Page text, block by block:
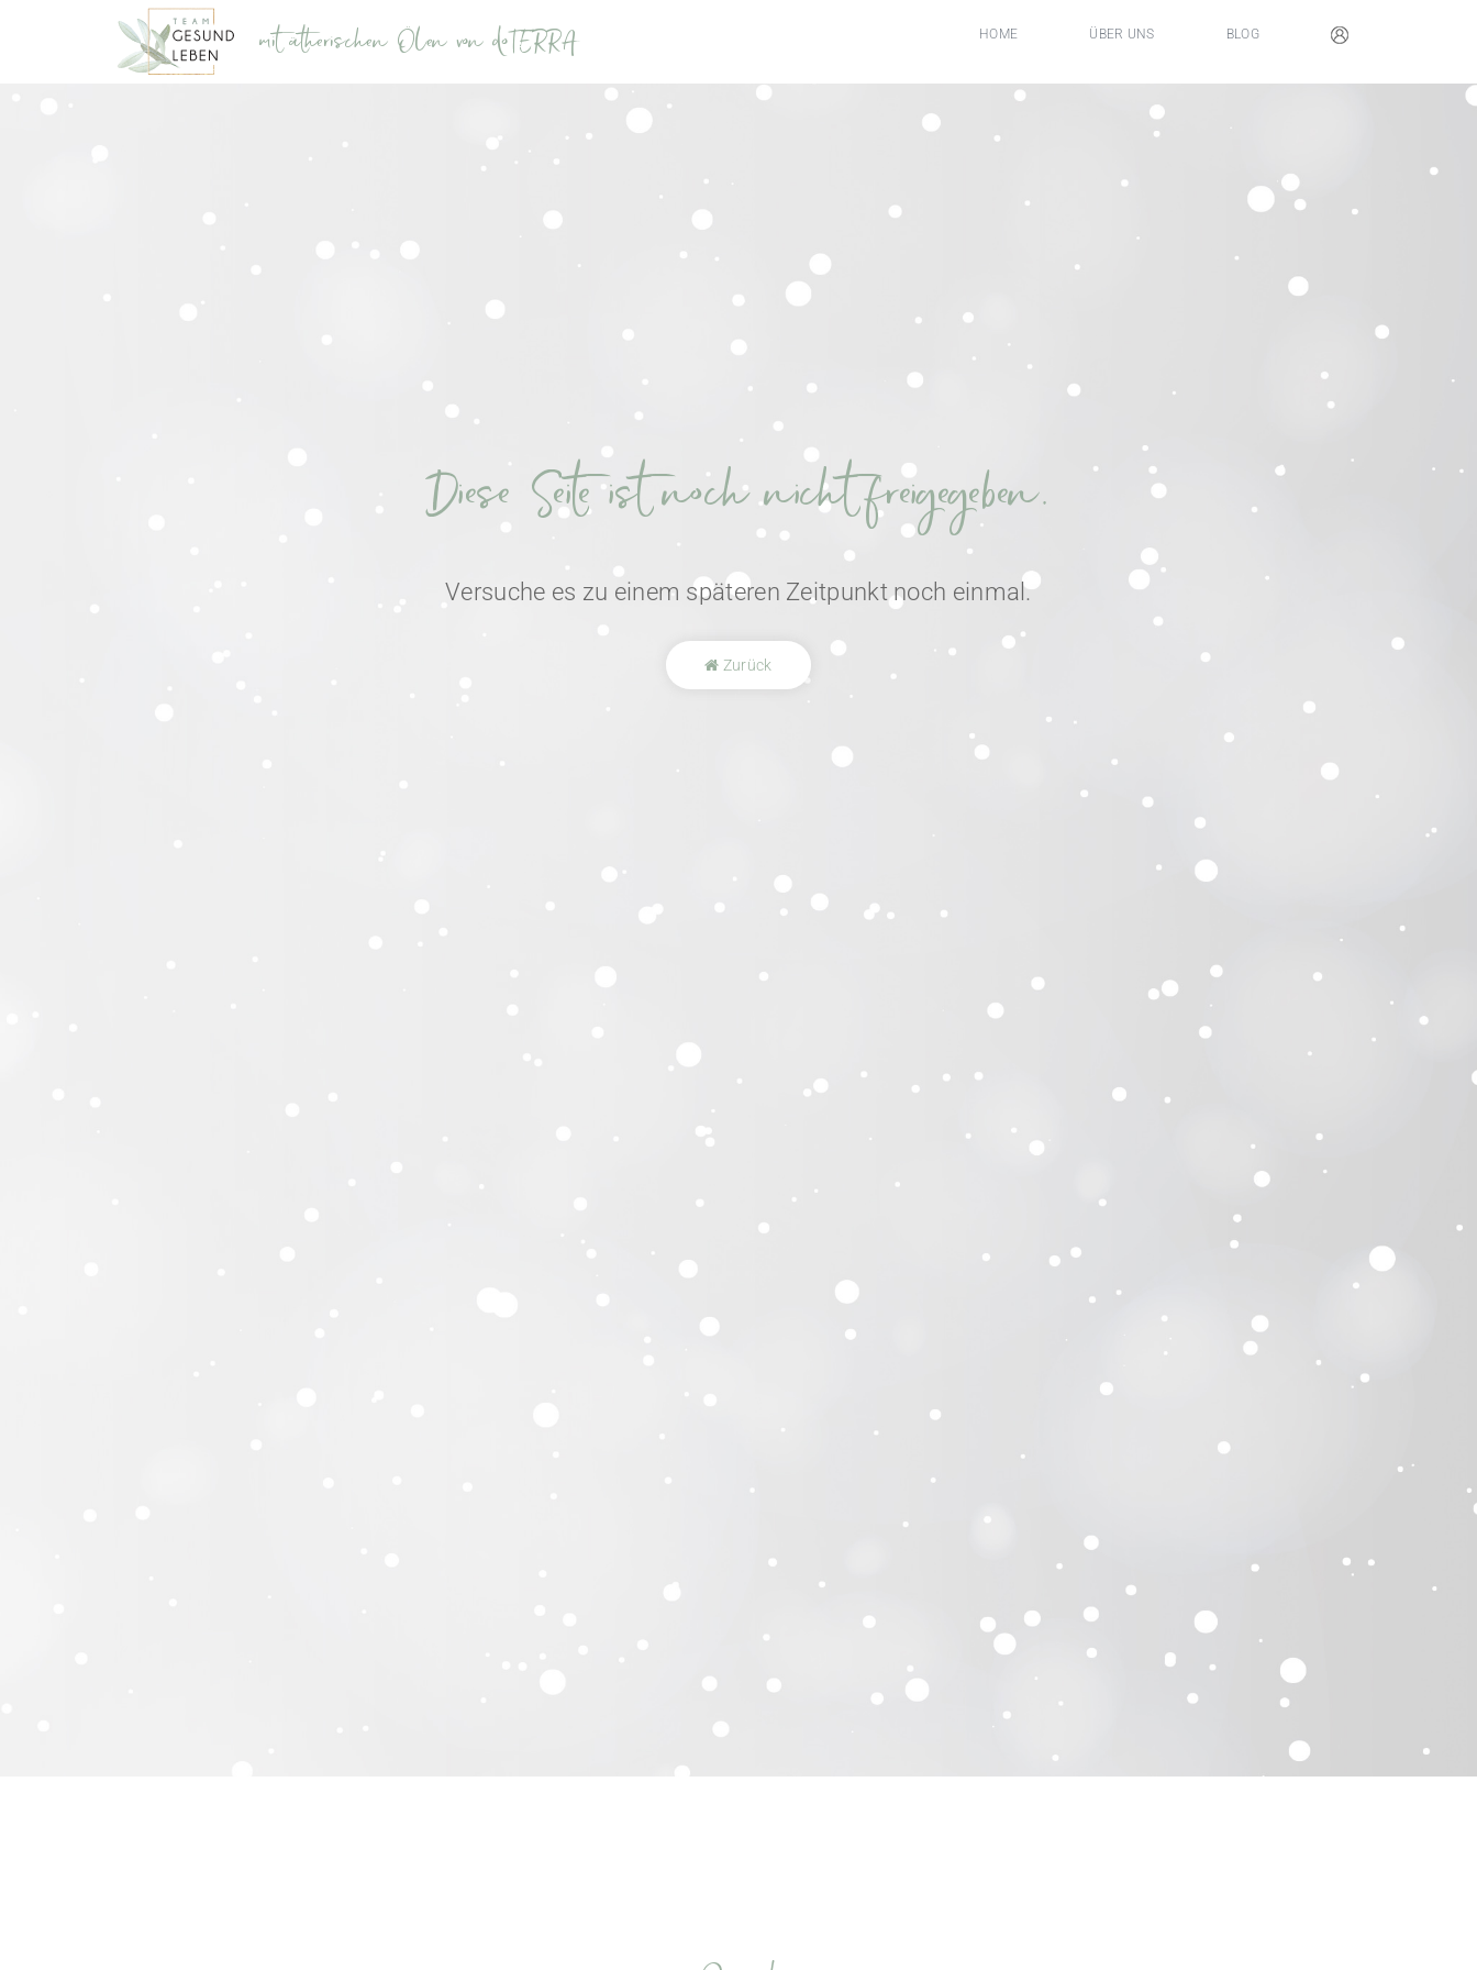
mit ätherischen Ölen von doTERRA HOME ÜBER UNS BLOG
Diese Seite ist noch nicht freigegeben.
Versuche es zu einem späteren Zeitpunkt noch einmal.
Zurück